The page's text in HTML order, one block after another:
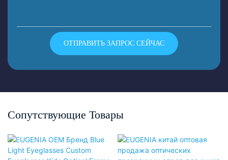
ОТПРАВИТЬ ЗАПРОС СЕЙЧАС
Сопутствующие Товары